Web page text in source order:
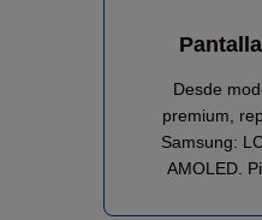
Desde
premium,
Samsung:
AMOLED.